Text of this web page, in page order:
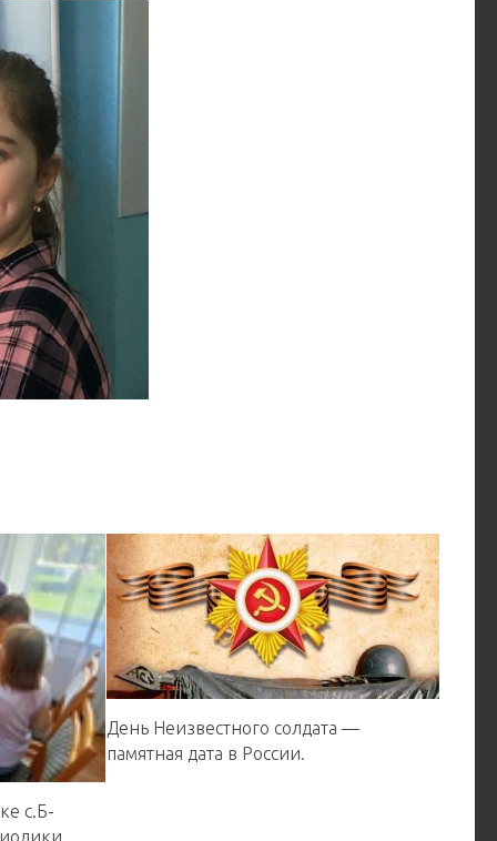
с.Б-
День Неизвестного солдата —
памятная дата в России.